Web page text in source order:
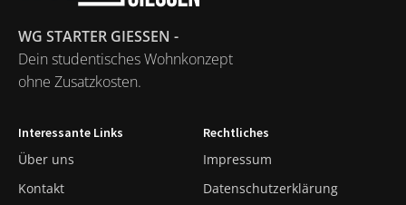
WG STARTER GIESSEN -
Dein studentisches Wohnkonzept
ohne Zusatzkosten.
Interessante Links
Über uns
Kontakt
Rechtliches
Impressum
Datenschutzerklärung